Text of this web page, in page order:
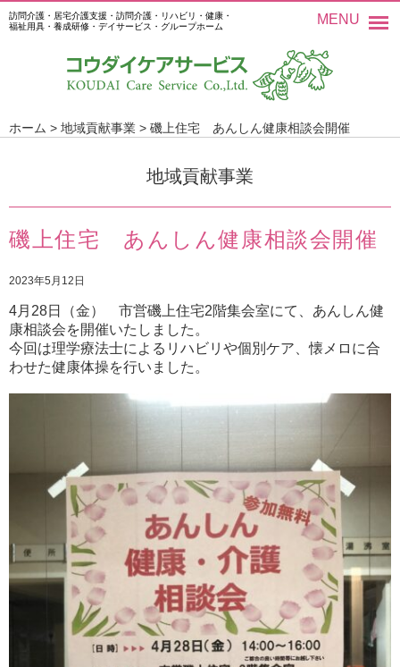
訪問介護・居宅介護支援・訪問介護・リハビリ・健康・
福祉用具・養成研修・デイサービス・グループホーム
MENU
ホーム > 地域貢献事業 > 磯上住宅 あんしん健康相談会開催
地域貢献事業
磯上住宅 あんしん健康相談会開催
2023年5月12日
4月28日（金） 市営磯上住宅2階集会室にて、あんしん健
康相談会を開催いたしました。
今回は理学療法士によるリハビリや個別ケア、懐メロに合
わせた健康体操を行いました。